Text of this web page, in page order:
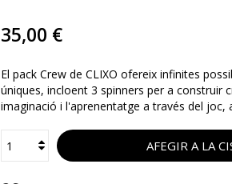
35,00 €
El pack Crew de CLIXO ofereix infinites
úniques, incloent 3 spinners per a construir
imaginació i l'aprenentatge a través del
AFEGIR A LA